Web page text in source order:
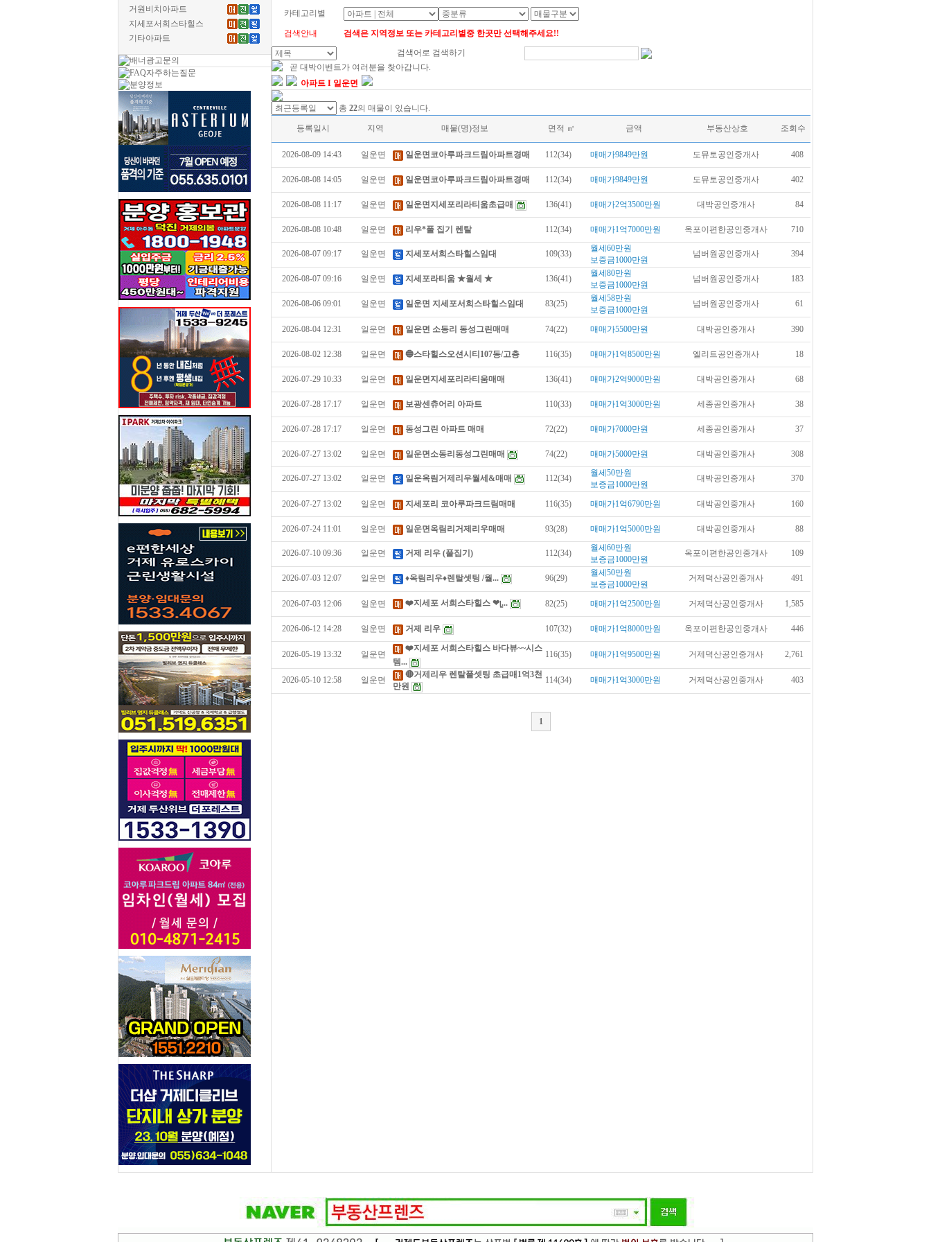
거원비치아파트
지세포서희스타힐스
기타아파트
카테고리별
검색안내
검색은 지역정보 또는 카테고리별중 한곳만 선택해주세요!!
검색어로 검색하기
곧 대박이벤트가 여러분을 찾아갑니다.
아파트 I 일운면
총 22의 매물이 있습니다.
등록일시 지역 매물(명)정보 면적 ㎡ 금액 부동산상호 조회수
2026-08-09 14:43 일운면 일운면코아루파크드림아파트경매 112(34) 매매가9849만원 도뮤토공인중개사 408
2026-08-08 14:05 일운면 일운면코아루파크드림아파트경매 112(34) 매매가9849만원 도뮤토공인중개사 402
2026-08-08 11:17 일운면 일운면지세포리라티움초급매 136(41) 매매가2억3500만원 대박공인중개사 84
2026-08-08 10:48 일운면 리우*풀 집기 렌탈 112(34) 매매가1억7000만원 옥포이편한공인중개사 710
2026-08-07 09:17 일운면 지세포서희스타힐스임대 109(33)
월세60만원
보증금1000만원
넘버원공인중개사 394
2026-08-07 09:16 일운면 지세포라티움 ★월세 ★ 136(41)
월세80만원
보증금1000만원
넘버원공인중개사 183
2026-08-06 09:01 일운면 일운면 지세포서희스타힐스임대 83(25)
월세58만원
보증금1000만원
넘버원공인중개사 61
2026-08-04 12:31 일운면 일운면 소동리 동성그린매매 74(22) 매매가5500만원 대박공인중개사 390
2026-08-02 12:38 일운면 🔵스타힐스오션시티107동/고층 116(35) 매매가1억8500만원 엘리트공인중개사 18
2026-07-29 10:33 일운면 일운면지세포리라티움매매 136(41) 매매가2억9000만원 대박공인중개사 68
2026-07-28 17:17 일운면 보광센츄어리 아파트 110(33) 매매가1억3000만원 세종공인중개사 38
2026-07-28 17:17 일운면 동성그린 아파트 매매 72(22) 매매가7000만원 세종공인중개사 37
2026-07-27 13:02 일운면 일운면소동리동성그린매매 74(22) 매매가5000만원 대박공인중개사 308
2026-07-27 13:02 일운면 일운옥림거제리우월세&매매 112(34)
월세50만원
보증금1000만원
대박공인중개사 370
2026-07-27 13:02 일운면 지세포리 코아루파크드림매매 116(35) 매매가1억6790만원 대박공인중개사 160
2026-07-24 11:01 일운면 일운면옥림리거제리우매매 93(28) 매매가1억5000만원 대박공인중개사 88
2026-07-10 09:36 일운면 거제 리우 (풀집기) 112(34)
월세60만원
보증금1000만원
옥포이편한공인중개사 109
2026-07-03 12:07 일운면 ♦️옥림리우♦️렌탈셋팅 /월... 96(29)
월세50만원
보증금1000만원
거제덕산공인중개사 491
2026-07-03 12:06 일운면 ❤️지세포 서희스타힐스 ❤ᥧ... 82(25) 매매가1억2500만원 거제덕산공인중개사 1,585
2026-06-12 14:28 일운면 거제 리우 107(32) 매매가1억8000만원 옥포이편한공인중개사 446
2026-05-19 13:32 일운면
❤️지세포 서희스타힐스 바다뷰~~시스
템...
116(35) 매매가1억9500만원 거제덕산공인중개사 2,761
2026-05-10 12:58 일운면
🔴거제리우 렌탈풀셋팅 초급매1억3천
만원
114(34) 매매가1억3000만원 거제덕산공인중개사 403
1